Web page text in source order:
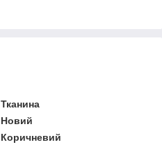
Тканина
Новий
Коричневий